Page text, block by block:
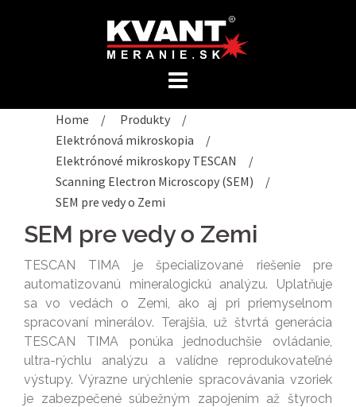
Home / Produkty
/
Elektrónová mikroskopia
/
Elektrónové mikroskopy TESCAN
/
Scanning Electron Microscopy (SEM)
/
SEM pre vedy o Zemi
SEM pre vedy o Zemi
TESCAN TIMA je špecializované riešenie pre
automatizovanú mineralogickú analýzu. Uplatňuje
sa vo vedách o Zemi, ako aj pri priemyselnom
spracovaní minerálov. Terajšia, už štvrtá generácia
TESCAN TIMA ponúka jednoduchšie ovládanie,
ultra-rýchlu analýzu a valídne reprodukovateľné
výstupy. Výrazne urýchlenie spracovávania vzoriek
je zabezpečené súbežným zapojením až štyroch